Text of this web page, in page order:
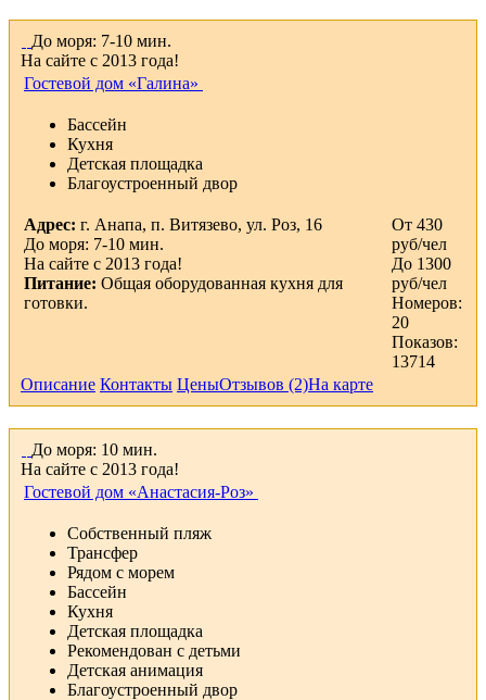
До моря: 7-10 мин.
На сайте с 2013 года!
Гостевой дом «Галина»
Бассейн
Кухня
Детская площадка
Благоустроенный двор
Адрес: г. Анапа, п. Витязево, ул. Роз, 16
До моря: 7-10 мин.
На сайте с 2013 года!
Питание: Общая оборудованная кухня для
готовки.
От 430
руб/чел
До 1300
руб/чел
Номеров:
20
Показов:
13714
Описание Контакты ЦеныОтзывов (2)На карте
До моря: 10 мин.
На сайте с 2013 года!
Гостевой дом «Анастасия-Роз»
Собственный пляж
Трансфер
Рядом с морем
Бассейн
Кухня
Детская площадка
Рекомендован с детьми
Детская анимация
Благоустроенный двор